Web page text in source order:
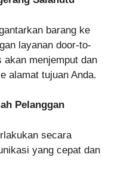
barang ke
layanan door-to-
menjemput dan
alamat tujuan Anda.
Pelanggan
secara
yang cepat dan